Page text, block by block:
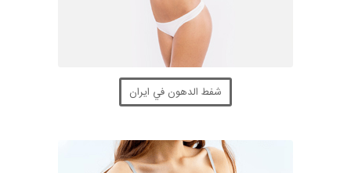
شفط الدهون في ايران